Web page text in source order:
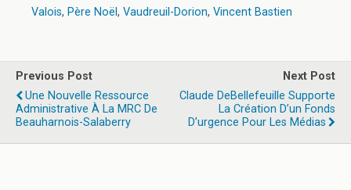
Valois, Père Noël , Vaudreuil-Dorion, Vincent Bastien
Previous Post
Une Nouvelle Ressource
Administrative À La MRC De
Beauharnois-Salaberry
Next Post
Claude DeBellefeuille Supporte
La Création D’un Fonds
D’urgence Pour Les Médias